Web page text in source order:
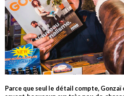
Parce que seul le détail compte, Gonzaï